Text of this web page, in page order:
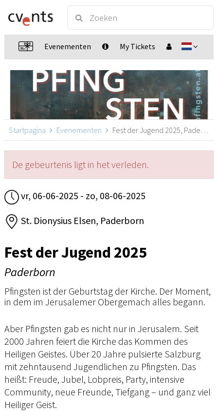
Evenementen My Tickets
Startpagina Evenementen Fest der Jugend 2025, Paderborn
De gebeurtenis ligt in het verleden.
vr, 06-06-2025 - zo, 08-06-2025
St. Dionysius Elsen, Paderborn
Fest der Jugend 2025
Paderborn
Pfingsten ist der Geburtstag der Kirche. Der Moment,
in dem im Jerusalemer Obergemach alles begann.
Aber Pfingsten gab es nicht nur in Jerusalem. Seit
2000 Jahren feiert die Kirche das Kommen des
Heiligen Geistes. Über 20 Jahre pulsierte Salzburg
mit zehntausend Jugendlichen zu Pfingsten. Das
heißt: Freude, Jubel, Lobpreis, Party, intensive
Community, neue Freunde, Tiefgang – und ganz viel
Heiliger Geist.